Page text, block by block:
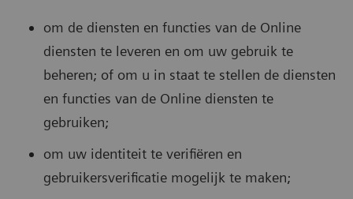
om de diensten en functies van de Online
diensten te leveren en om uw gebruik te
beheren; of om u in staat te stellen de diensten
en functies van de Online diensten te
gebruiken;
om uw identiteit te verifiëren en
gebruikersverificatie mogelijk te maken;